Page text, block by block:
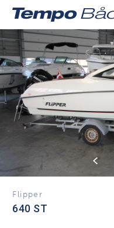
Flipper
640 ST